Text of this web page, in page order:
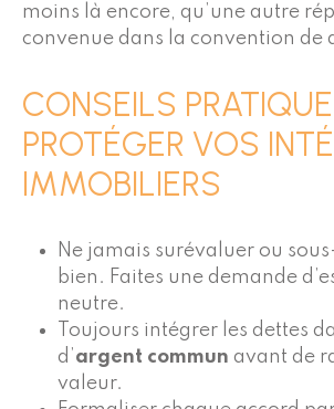
moins là encore, qu’une autre
convenue dans la convention de
CONSEILS
PROTÉGER VOS
IMMOBILIERS
Ne jamais surévaluer ou
bien. Faites une demande
neutre.
Toujours intégrer les dettes
d’argent commun avant de
valeur.